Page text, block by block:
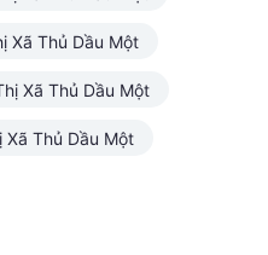
Xã Thủ Dầu Một
Xã Thủ Dầu Một
Xã Thủ Dầu Một